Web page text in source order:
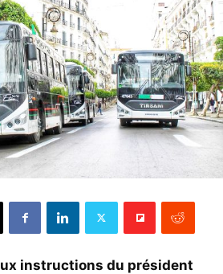
instructions du président